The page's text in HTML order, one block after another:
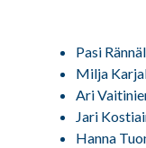
Pasi
Milja
Ari
Jari
Hanna